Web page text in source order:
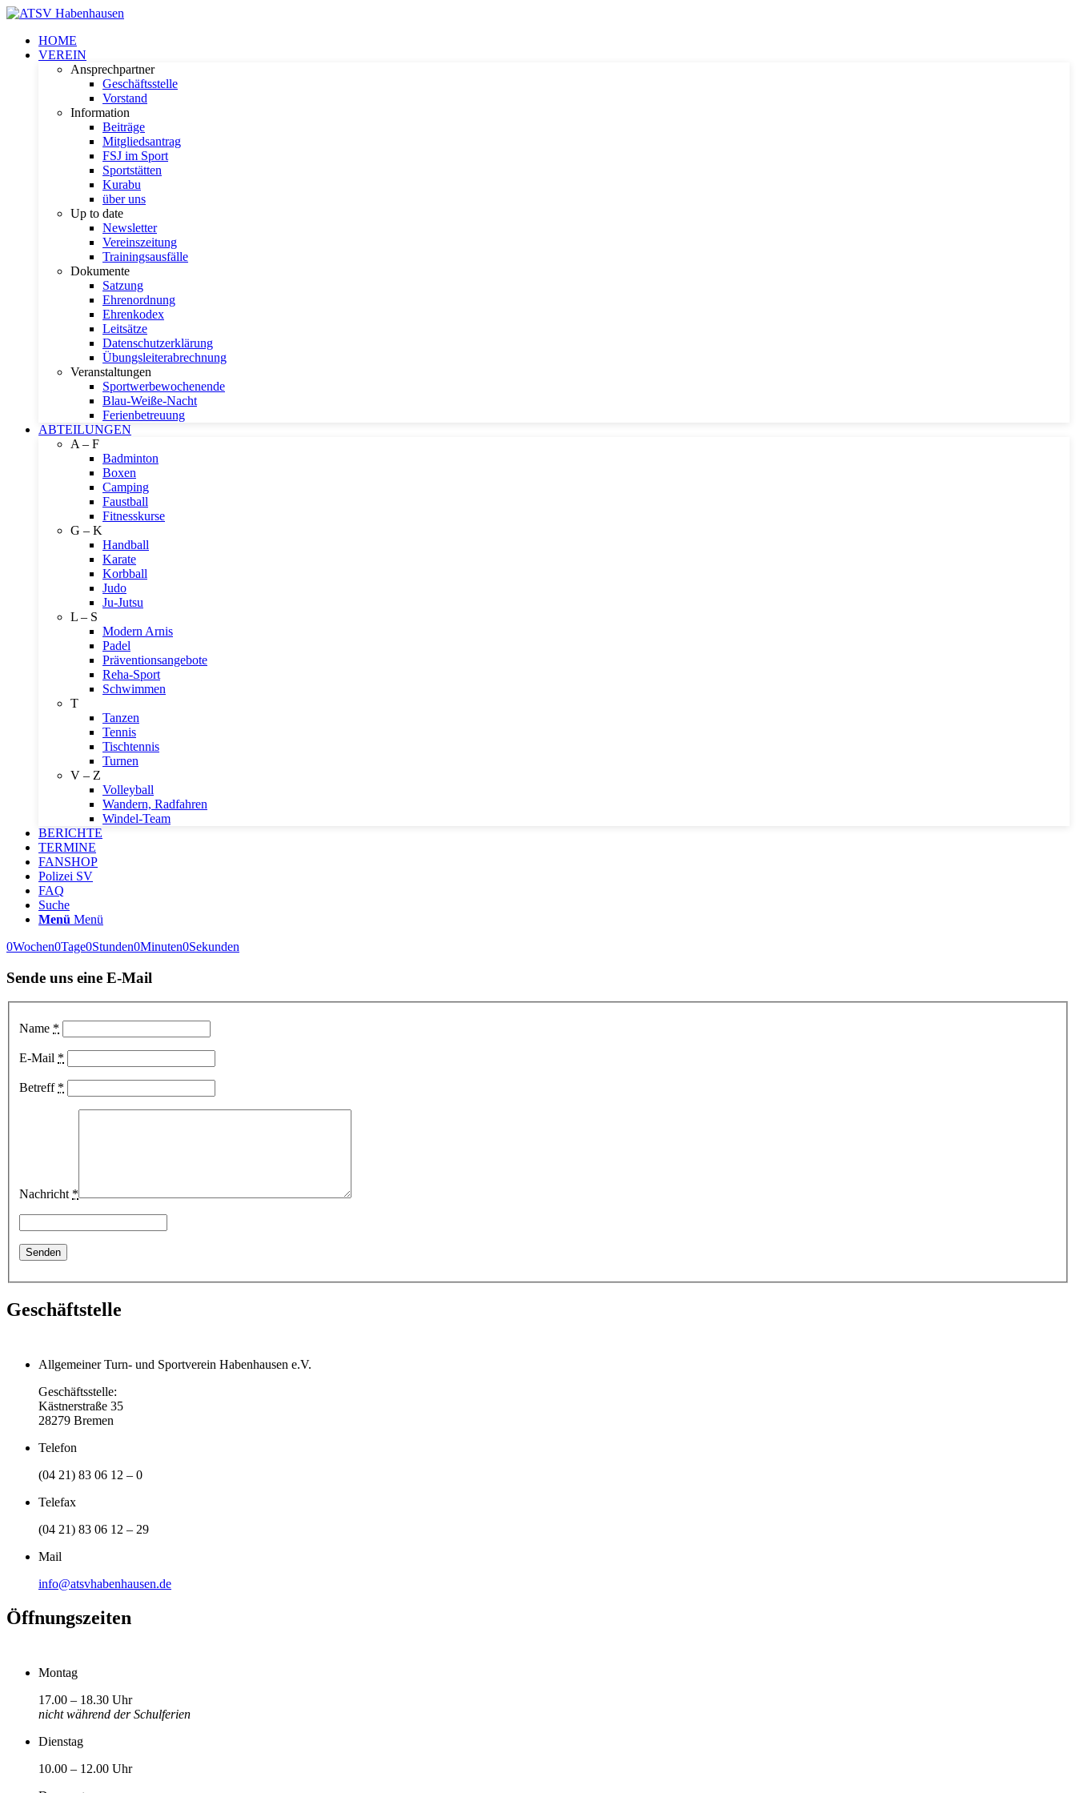
HOME
VEREIN
Ansprechpartner
Geschäftsstelle
Vorstand
Information
Beiträge
Mitgliedsantrag
FSJ im Sport
Sportstätten
Kurabu
über uns
Up to date
Newsletter
Vereinszeitung
Trainingsausfälle
Dokumente
Satzung
Ehrenordnung
Ehrenkodex
Leitsätze
Datenschutzerklärung
Übungsleiterabrechnung
Veranstaltungen
Sportwerbewochenende
Blau-Weiße-Nacht
Ferienbetreuung
ABTEILUNGEN
A – F
Badminton
Boxen
Camping
Faustball
Fitnesskurse
G – K
Handball
Karate
Korbball
Judo
Ju-Jutsu
L – S
Modern Arnis
Padel
Präventionsangebote
Reha-Sport
Schwimmen
T
Tanzen
Tennis
Tischtennis
Turnen
V – Z
Volleyball
Wandern, Radfahren
Windel-Team
BERICHTE
TERMINE
FANSHOP
Polizei SV
FAQ
Suche
Menü Menü
0Wochen0Tage0Stunden0Minuten0Sekunden
Sende uns eine E-Mail
Name *
E-Mail *
Betreff *
Nachricht *
Geschäftstelle
Allgemeiner Turn- und Sportverein Habenhausen e.V.
Geschäftsstelle:
Kästnerstraße 35
28279 Bremen
Telefon
(04 21) 83 06 12 – 0
Telefax
(04 21) 83 06 12 – 29
Mail
info@atsvhabenhausen.de
Öffnungszeiten
Montag
17.00 – 18.30 Uhr
nicht während der Schulferien
Dienstag
10.00 – 12.00 Uhr